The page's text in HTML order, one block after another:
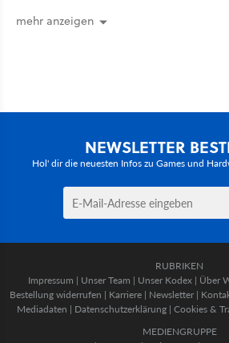
mehr anzeigen
NEWSLETTER
Hol' dir die neuesten Infos zu Games und
RUBRIKEN
Impressum | Unser Team | Unser Kodex | Über
Bestellung widerrufen | Karriere | Newsletter |
Mediadaten | Datenschutzerklärung | Cookies &
MEDIENGRUPPE